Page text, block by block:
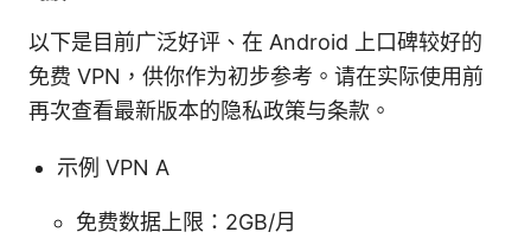
以下是目前广泛好评、在 Android 上口碑较好的
免费 VPN，供你作为初步参考。请在实际使用前
再次查看最新版本的隐私政策与条款。
示例 VPN A
免费数据上限：2GB/月